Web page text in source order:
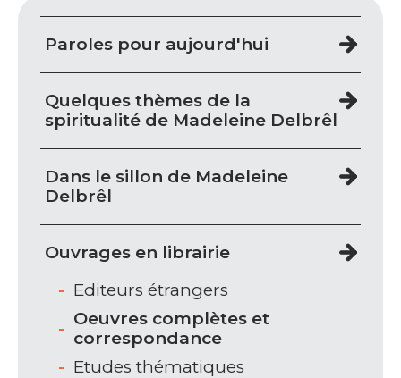
Paroles pour aujourd'hui
Quelques thèmes de la
spiritualité de Madeleine Delbrêl
Dans le sillon de Madeleine
Delbrêl
Ouvrages en librairie
Editeurs étrangers
Oeuvres complètes et
correspondance
Etudes thématiques